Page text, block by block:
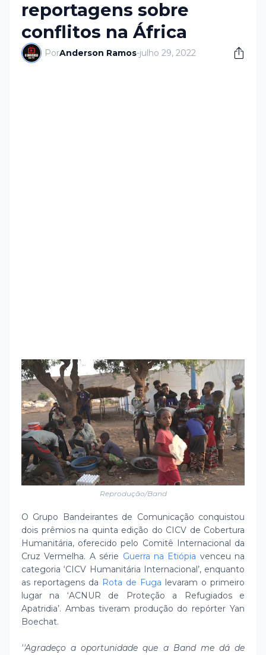
reportagens sobre
conflitos na África
PorAnderson Ramos-julho 29, 2022
Reprodução/Band
O Grupo Bandeirantes de Comunicação conquistou
dois prêmios na quinta edição do CICV de Cobertura
Humanitária, oferecido pelo Comitê Internacional da
Cruz Vermelha. A série Guerra na Etiópia venceu na
categoria ‘CICV Humanitária Internacional’, enquanto
as reportagens da Rota de Fuga levaram o primeiro
lugar na ‘ACNUR de Proteção a Refugiados e
Apatridia’. Ambas tiveram produção do repórter Yan
Boechat.
''Agradeço a oportunidade que a Band me dá de